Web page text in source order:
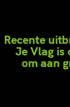
Je
Recente
Je Vlag is
om aan